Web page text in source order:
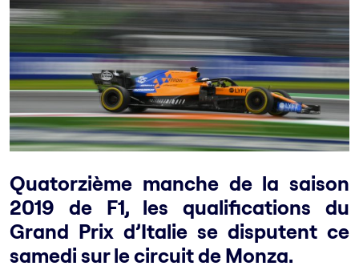
Quatorzième manche de la saison
2019 de F1, les qualifications du
Grand Prix d’Italie se disputent ce
samedi sur le circuit de Monza.